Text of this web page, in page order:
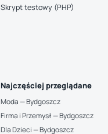
Skrypt testowy (PHP)
Najczęściej przeglądane
Moda — Bydgoszcz
Firma i Przemysł — Bydgoszcz
Dla Dzieci — Bydgoszcz